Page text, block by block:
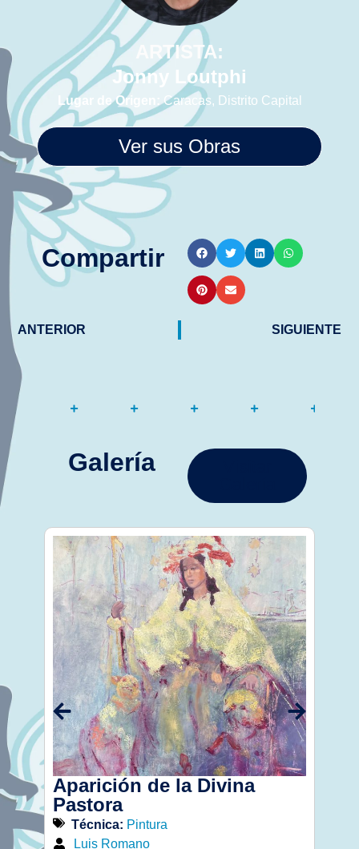
ARTISTA:
Jonny Loutphi
Lugar de Origen:Caracas, Distrito Capital
Ver sus Obras
Compartir
ANTERIOR SIGUIENTE
Galería
Aparición de la Divina
Pastora
Técnica: Pintura
Luis Romano